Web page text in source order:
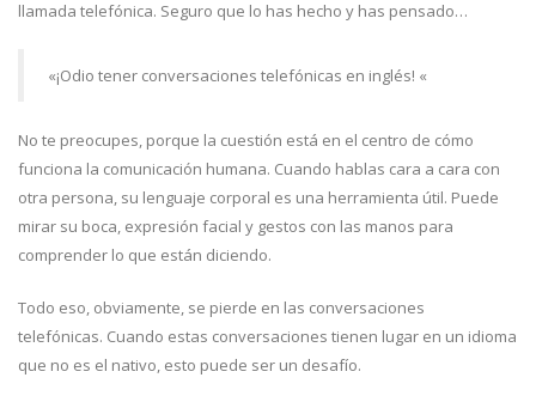
llamada telefónica. Seguro que lo has hecho y has pensado…
«¡Odio tener conversaciones telefónicas en inglés! «
No te preocupes, porque la cuestión está en el centro de cómo
funciona la comunicación humana. Cuando hablas cara a cara con
otra persona, su lenguaje corporal es una herramienta útil. Puede
mirar su boca, expresión facial y gestos con las manos para
comprender lo que están diciendo.
Todo eso, obviamente, se pierde en las conversaciones
telefónicas. Cuando estas conversaciones tienen lugar en un idioma
que no es el nativo, esto puede ser un desafío.